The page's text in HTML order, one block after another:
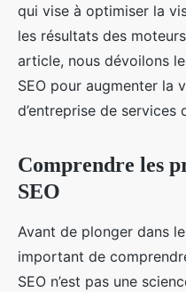
qui vise à optimiser la
les résultats des
article, nous dévoilons
SEO pour augmenter la
d’entreprise de services
Comprendre les
SEO
Avant de plonger dans
important de
SEO n’est pas une